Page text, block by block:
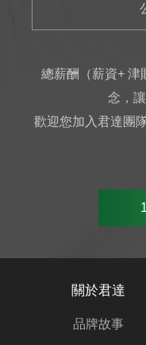
總薪酬（薪資+ 津
念，
歡迎您加入君達團
關於君達
品牌故事